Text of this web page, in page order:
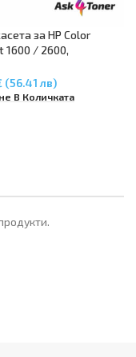
за HP Color
1600 / 2600,
(56.41 лв)
В Количката